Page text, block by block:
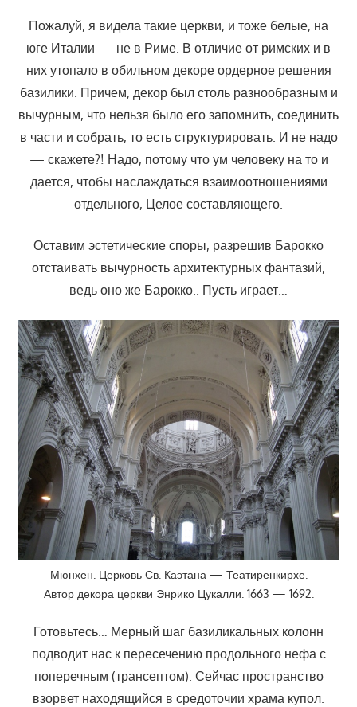
Пожалуй, я видела такие церкви, и тоже белые, на
юге Италии — не в Риме. В отличие от римских и в
них утопало в обильном декоре ордерное решения
базилики. Причем, декор был столь разнообразным и
вычурным, что нельзя было его запомнить, соединить
в части и собрать, то есть структурировать. И не надо
— скажете?! Надо, потому что ум человеку на то и
дается, чтобы наслаждаться взаимоотношениями
отдельного, Целое составляющего.
Оставим эстетические споры, разрешив Барокко
отстаивать вычурность архитектурных фантазий,
ведь оно же Барокко.. Пусть играет…
Мюнхен. Церковь Св. Каэтана — Театиренкирхе.
Автор декора церкви Энрико Цукалли. 1663 — 1692.
Готовьтесь… Мерный шаг базиликальных колонн
подводит нас к пересечению продольного нефа с
поперечным (трансептом). Сейчас пространство
взорвет находящийся в средоточии храма купол.